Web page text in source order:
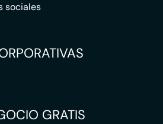
sociales
GRATIS